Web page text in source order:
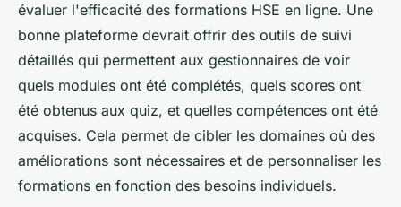
évaluer l'efficacité des formations HSE en ligne. Une
bonne plateforme devrait offrir des outils de suivi
détaillés qui permettent aux gestionnaires de voir
quels modules ont été complétés, quels scores ont
été obtenus aux quiz, et quelles compétences ont été
acquises. Cela permet de cibler les domaines où des
améliorations sont nécessaires et de personnaliser les
formations en fonction des besoins individuels.